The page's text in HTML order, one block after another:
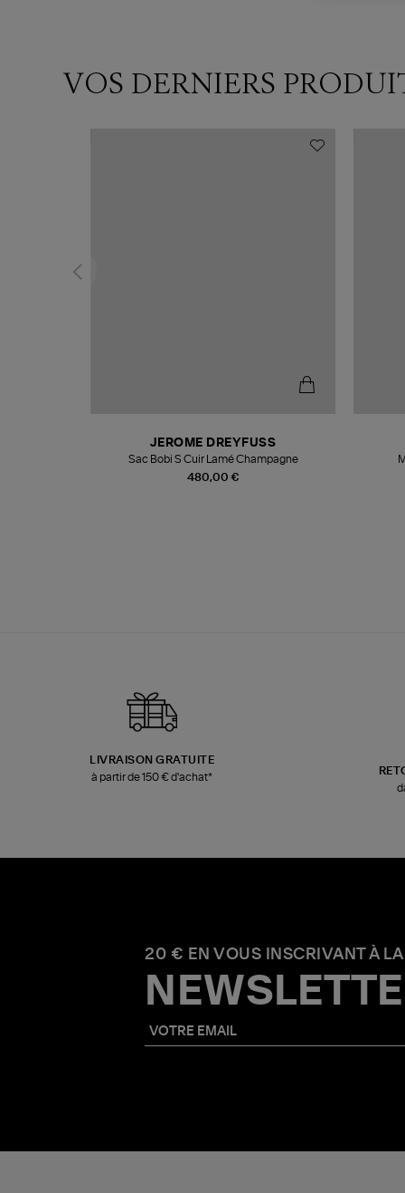
VOS DERNIERS
480,00 €
JEROME DREYFUSS
Sac Bobi S Cuir Lamé Champagne
LIVRAISON GRATUITE
à partir de 150 € d'achat*
20 € EN VOUS INSCRIVANT À LA